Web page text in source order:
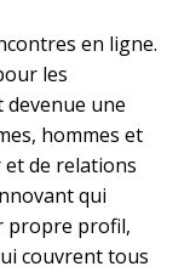
en ligne.
les
devenue une
hommes et
et de relations
qui
propre profil,
couvrent tous